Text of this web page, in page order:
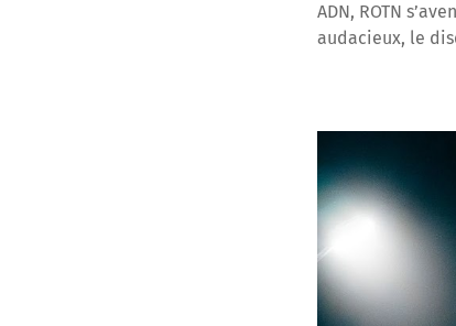
ADN, ROTN
audacieux, le